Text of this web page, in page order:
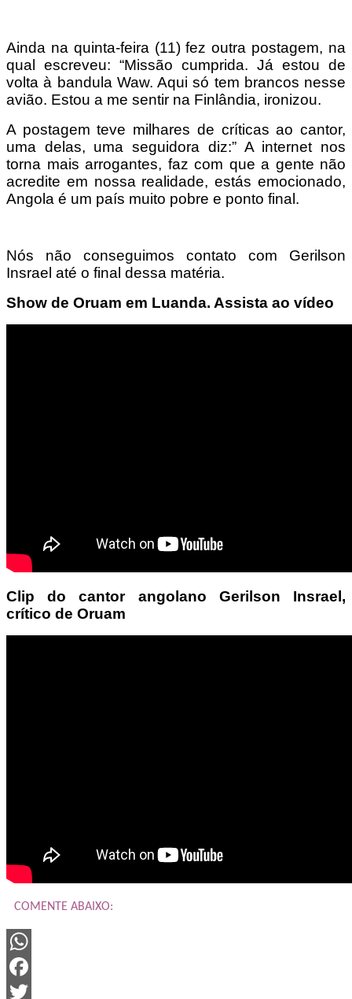
Ainda na quinta-feira (11) fez outra postagem, na
qual escreveu: “Missão cumprida. Já estou de
volta à bandula Waw. Aqui só tem brancos nesse
avião. Estou a me sentir na Finlândia, ironizou.
A postagem teve milhares de críticas ao cantor,
uma delas, uma seguidora diz:” A internet nos
torna mais arrogantes, faz com que a gente não
acredite em nossa realidade, estás emocionado,
Angola é um país muito pobre e ponto final.
Nós não conseguimos contato com Gerilson
Insrael até o final dessa matéria.
Show de Oruam em Luanda. Assista ao vídeo
Clip do cantor angolano Gerilson Insrael,
crítico de Oruam
COMENTE ABAIXO:
WhatsApp
Facebook